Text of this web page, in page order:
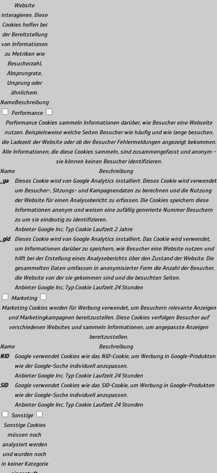
Website
interagieren. Diese
Cookies helfen bei
der Bereitstellung
von Informationen
zu Metriken wie
Besucherzahl,
Absprungrate,
Ursprung oder
ähnlichem.
NameBeschreibung
Performance
Performance Cookies sammeln Informationen darüber, wie Besucher eine Webseite
nutzen. Beispielsweise welche Seiten Besucher wie häufig und wie lange besuchen,
die Ladezeit der Website oder ob der Besucher Fehlermeldungen angezeigt bekommen.
Alle Informationen, die diese Cookies sammeln, sind zusammengefasst und anonym -
sie können keinen Besucher identifizieren.
Name
Beschreibung
_ga
Dieses Cookie wird von Google Analytics installiert. Dieses Cookie wird verwendet
um Besucher-, Sitzungs- und Kampagnendaten zu berechnen und die Nutzung
der Website für einen Analysebericht zu erfassen. Die Cookies speichern diese
Informationen anonym und weisen eine zufällig generierte Nummer Besuchern
zu um sie eindeutig zu identifizieren.
Anbieter Google Inc. Typ Cookie Laufzeit 2 Jahre
_gid
Dieses Cookie wird von Google Analytics installiert. Das Cookie wird verwendet,
um Informationen darüber zu speichern, wie Besucher eine Website nutzen und
hilft bei der Erstellung eines Analyseberichts über den Zustand der Website. Die
gesammelten Daten umfassen in anonymisierter Form die Anzahl der Besucher,
die Website von der sie gekommen sind und die besuchten Seiten.
Anbieter Google Inc. Typ Cookie Laufzeit 24 Stunden
Marketing
Marketing Cookies werden für Werbung verwendet, um Besuchern relevante Anzeigen
und Marketingkampagnen bereitzustellen. Diese Cookies verfolgen Besucher auf
verschiedenen Websites und sammeln Informationen, um angepasste Anzeigen
bereitzustellen.
Name
Beschreibung
NID
Google verwendet Cookies wie das NID-Cookie, um Werbung in Google-Produkten
wie der Google-Suche individuell anzupassen.
Anbieter Google Inc. Typ Cookie Laufzeit 24 Stunden
SID
Google verwendet Cookies wie das SID-Cookie, um Werbung in Google-Produkten
wie der Google-Suche individuell anzupassen.
Anbieter Google Inc. Typ Cookie Laufzeit 24 Stunden
Sonstige
Sonstige Cookies
müssen noch
analysiert werden
und wurden noch
in keiner Kategorie